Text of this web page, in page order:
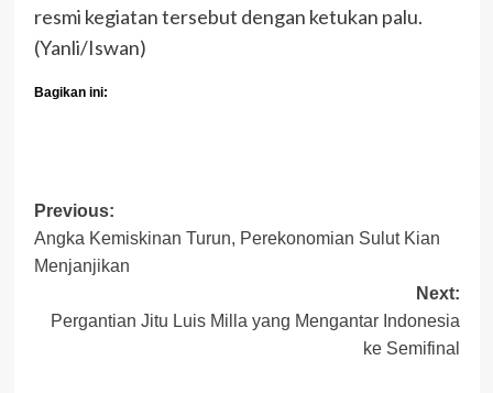
resmi kegiatan tersebut dengan ketukan palu.
(Yanli/Iswan)
Bagikan ini:
Post
navigation
Previous:
Angka Kemiskinan Turun, Perekonomian Sulut Kian
Menjanjikan
Next:
Pergantian Jitu Luis Milla yang Mengantar Indonesia
ke Semifinal